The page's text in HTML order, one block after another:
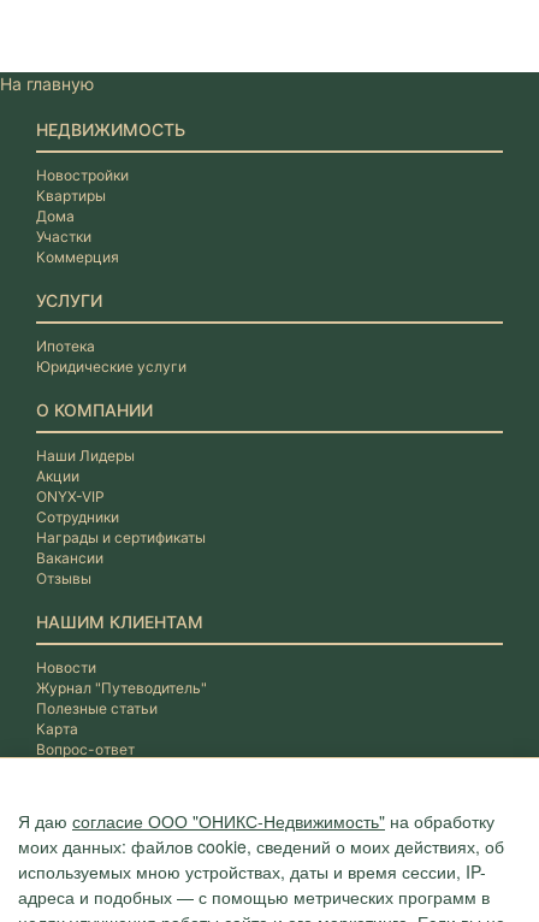
Я даю согласие ООО "ОНИКС-Недвижимость" на обработку
моих данных: файлов cookie, сведений о моих действиях, об
используемых мною устройствах, даты и время сессии, IP-
адреса и подобных — с помощью метрических программ в
На главную
НЕДВИЖИМОСТЬ
Новостройки
Квартиры
Дома
Участки
Коммерция
УСЛУГИ
Ипотека
Юридические услуги
О КОМПАНИИ
Наши Лидеры
Акции
ONYX-VIP
Сотрудники
Награды и сертификаты
Вакансии
Отзывы
НАШИМ КЛИЕНТАМ
Новости
Журнал "Путеводитель"
Полезные статьи
Карта
Вопрос-ответ